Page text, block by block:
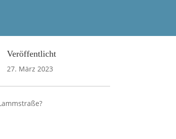
Veröffentlicht
27. März 2023